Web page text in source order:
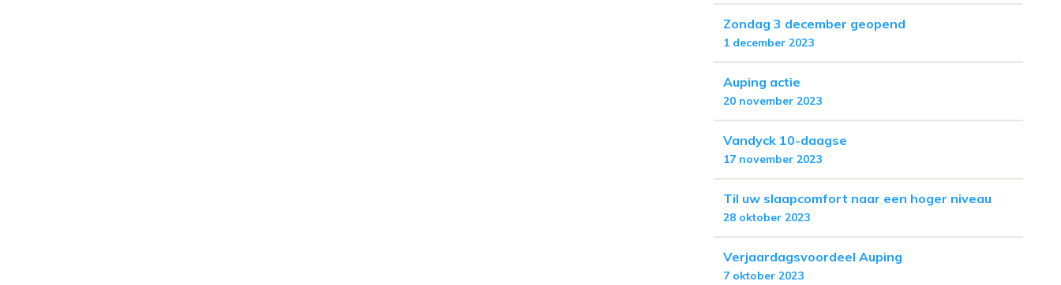
Zondag 3 december geopend
1 december 2023
Auping actie
20 november 2023
Vandyck 10-daagse
17 november 2023
Til uw slaapcomfort naar een hoger niveau
28 oktober 2023
Verjaardagsvoordeel Auping
7 oktober 2023